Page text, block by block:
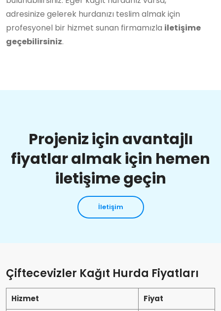
adresinize gelerek hurdanızı teslim almak için
profesyonel bir hizmet sunan firmamızla iletişime
geçebilirsiniz.
Projeniz için avantajlı
fiyatlar almak için hemen
iletişime geçin
İletişim
Çiftecevizler Kağıt Hurda Fiyatları
Hizmet Fiyat